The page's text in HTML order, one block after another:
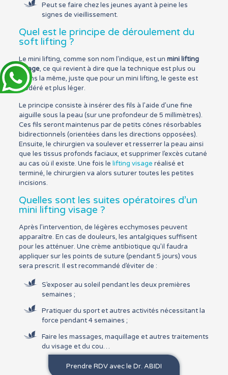
Peut se faire chez les jeunes ayant à peine les
signes de vieillissement.
Quel est le principe de déroulement du
soft lifting ?
Le mini lifting, comme son nom l’indique, est un mini lifting
visage, ce qui revient à dire que la technique est plus ou
moins la même, juste que pour un mini lifting, le geste est
modéré et plus léger.
Le principe consiste à insérer des fils à l’aide d’une fine
aiguille sous la peau (sur une profondeur de 5 millimètres).
Ces fils seront maintenus par de petits cônes résorbables
bidirectionnels (orientées dans les directions opposées).
Ensuite, le chirurgien va soulever et resserrer la peau ainsi
que les tissus profonds faciaux, et supprimer l’excès cutané
au cas où il existe. Une fois le lifting visage réalisé et
terminé, le chirurgien va alors suturer toutes les petites
incisions.
Quelles sont les suites opératoires d’un
mini lifting visage ?
Après l’intervention, de légères ecchymoses peuvent
apparaître. En cas de douleurs, les antalgiques suffisent
pour les atténuer. Une crème antibiotique qu’il faudra
appliquer sur les points de suture (pendant 5 jours) vous
sera prescrit. Il est recommandé d’éviter de :
S’exposer au soleil pendant les deux premières
semaines ;
Pratiquer du sport et autres activités nécessitant la
force pendant 4 semaines ;
Faire les massages, maquillage et autres traitements
du visage et du cou…
Prendre RDV avec le Dr. ABIDI